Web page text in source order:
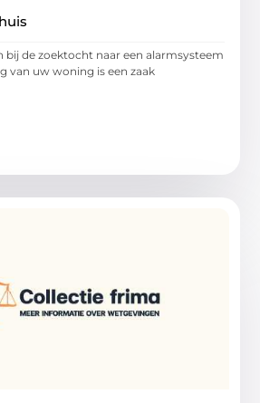
bij de zoektocht naar een alarmsysteem
van uw woning is een zaak